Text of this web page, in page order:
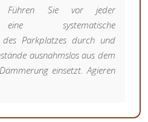
Führen Sie vor jeder
systematische
des Parkplatzes durch und
ausnahmslos aus dem
einsetzt. Agieren